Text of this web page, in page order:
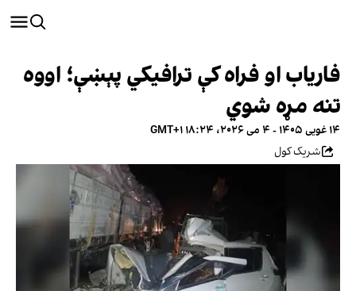
فاریاب او فراه کې ترافیکي پېښې؛ اووه
تنه مړه شوي
۱۴ غویی ۱۴۰۵ - ۴ می ۲۰۲۶، ۱۸:۲۴ GMT+۱
شریک کول